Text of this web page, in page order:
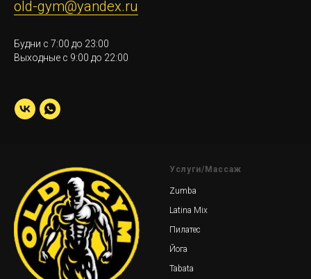
old-gym@yandex.ru
Будни с 7:00 до 23:00
Выходные с 9:00 до 22:00
Услуги/Массаж
Zumba
Latina Mix
Пилатес
Йога
Tabata